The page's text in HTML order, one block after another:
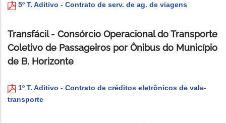
5º T. Aditivo - Contrato de serv. de ag. de viagens
Transfácil - Consórcio Operacional do Transporte
Coletivo de Passageiros por Ônibus do Município
de B. Horizonte
1º T. Aditivo - Contrato de créditos eletrônicos de vale-
transporte